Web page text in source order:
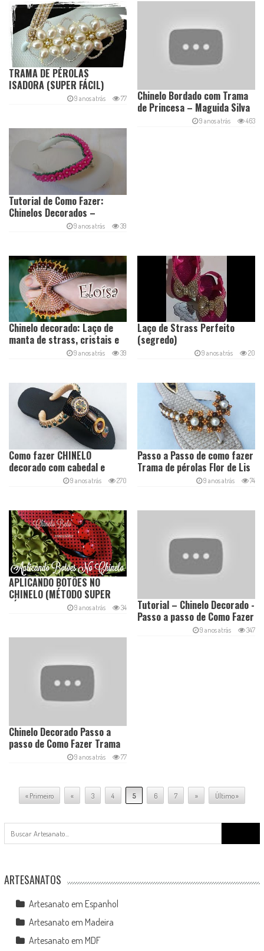
Chinelo Bordado com Trama
de Princesa – Maguida Silva
9 anos atrás 463
TRAMA DE PÉROLAS
ISADORA (SUPER FÁCIL)
9 anos atrás 77
Tutorial de Como Fazer:
Chinelos Decorados –
Segunda Versão Trama de
9 anos atrás 39
Laço de Strass Perfeito
(segredo)
9 anos atrás 20
Chinelo decorado: Laço de
manta de strass, cristais e
9 anos atrás 39
Passo a Passo de como fazer
Trama de pérolas Flor de Lis
9 anos atrás 74
Como fazer CHINELO
decorado com cabedal e
strass de metro9 anos atrás 270
Tutorial – Chinelo Decorado -
Passo a passo de Como Fazer
Trama de Pérolas 335
9 anos atrás 347
APLICANDO BOTÕES NO
CHINELO (MÉTODO SUPER
FÁCIL)
9 anos atrás 34
Chinelo Decorado Passo a
passo de Como Fazer Trama
de Pérolas 334 9 anos atrás 77
« Primeiro « 3 4 5 6 7 » Último »
for:
ARTESANATOS
Artesanato em Espanhol
Artesanato em Madeira
Artesanato em MDF